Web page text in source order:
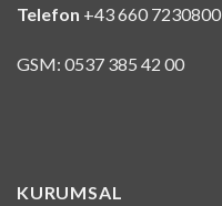
Telefon +43 660 7230800
GSM: 0537 385 42 00
KURUMSAL